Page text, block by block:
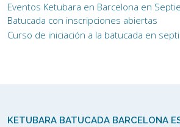
Eventos Ketubara en Barcelona en
Batucada con inscripciones abiertas
Curso de iniciación a la batucada en
KETUBARA BATUCADA BARCELONA